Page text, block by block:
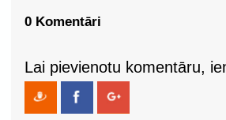
0 Komentāri
Lai pievienotu komentāru,